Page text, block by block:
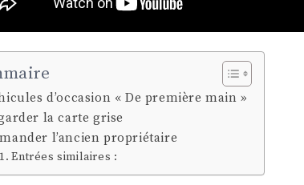
d’occasion « De première main »
la carte grise
l’ancien propriétaire
Entrées similaires :